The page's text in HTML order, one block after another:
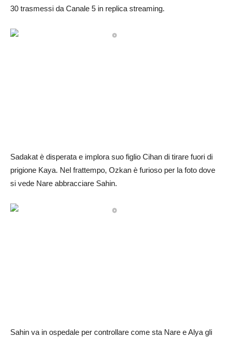
30 trasmessi da Canale 5 in replica streaming.
Sadakat è disperata e implora suo figlio Cihan di tirare fuori di
prigione Kaya. Nel frattempo, Ozkan è furioso per la foto dove
si vede Nare abbracciare Sahin.
Sahin va in ospedale per controllare come sta Nare e Alya gli